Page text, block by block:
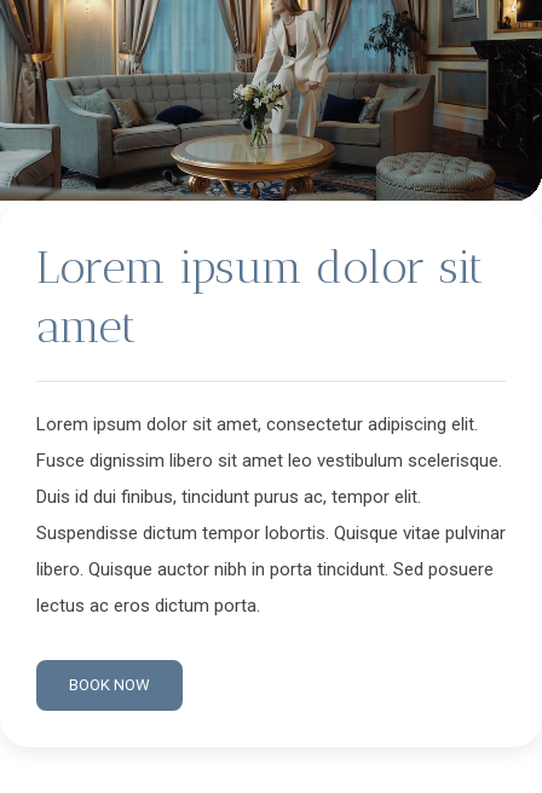
Lorem ipsum dolor sit
amet
Lorem ipsum dolor sit amet, consectetur adipiscing elit.
Fusce dignissim libero sit amet leo vestibulum scelerisque.
Duis id dui finibus, tincidunt purus ac, tempor elit.
Suspendisse dictum tempor lobortis. Quisque vitae pulvinar
libero. Quisque auctor nibh in porta tincidunt. Sed posuere
lectus ac eros dictum porta.
BOOK NOW